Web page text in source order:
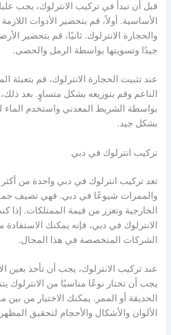
قبل أن تبدأ في تركيب الانترلوك، يجب
الأساسية. أولاً، قم بتحضير الأدوات
والحجارة الانترلوك. ثانيًا، قم بتحضير
جيدًا وتسويتها بواسطة الرمل والحصى.
عند تثبيت الحجارة الانترلوك، قم بتعبئة
الناعم وقم بتوزيعه بشكل متساوٍ. بعد
بواسطة الشريط المعدني واستخدم الماء
بشكل جيد.
تركيب انترلوك في دبي
تعد تركيب انترلوك في دبي واحدة من
والممرات شيوعًا في دبي. فهي تضيف
الخارجية وتعزز من قيمة الممتلكات.
الانترلوك في دبي، فإنه يمكنك
الشركات المتخصصة في هذا المجال.
عند تركيب الانترلوك، يجب أن تأخذ بعين
يجب أن تختار نوعًا مناسبًا من الانترلوك
الحديقة أو الممر. يمكنك الاختيار من
الألوان والأشكال والأحجام لتحقيق